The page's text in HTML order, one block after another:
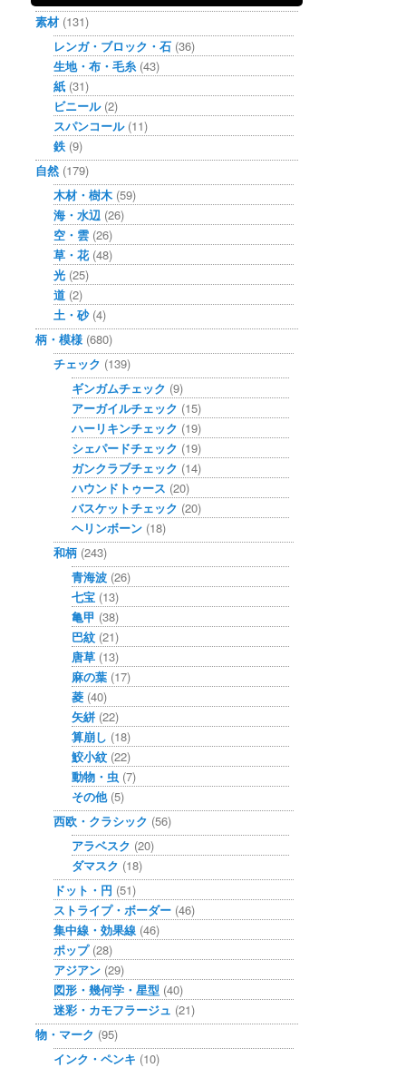
素材 (131)
レンガ・ブロック・石 (36)
生地・布・毛糸(43)
紙 (31)
ビニール(2)
スパンコール(11)
鉄 (9)
自然 (179)
木材・樹木 (59)
海・水辺 (26)
空・雲 (26)
草・花(48)
光 (25)
道 (2)
土・砂(4)
柄・模様 (680)
チェック (139)
ギンガムチェック (9)
アーガイルチェック (15)
ハーリキンチェック (19)
シェパードチェック (19)
ガンクラブチェック (14)
ハウンドトゥース (20)
バスケットチェック (20)
ヘリンボーン (18)
和柄 (243)
青海波 (26)
七宝 (13)
亀甲 (38)
巴紋 (21)
唐草 (13)
麻の葉 (17)
菱 (40)
矢絣 (22)
算崩し (18)
鮫小紋 (22)
動物・虫 (7)
その他(5)
西欧・クラシック (56)
アラベスク (20)
ダマスク (18)
ドット・円 (51)
ストライプ・ボーダー (46)
集中線・効果線 (46)
ポップ(28)
アジアン (29)
図形・幾何学・星型 (40)
迷彩・カモフラージュ (21)
物・マーク (95)
インク・ペンキ (10)